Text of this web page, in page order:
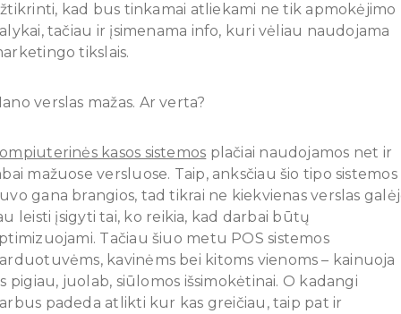
kad bus tinkamai atliekami ne tik apmokėjimo
tačiau ir įsimenama info, kuri vėliau naudojama
tikslais.
verslas mažas. Ar verta?
kasos sistemos plačiai naudojamos net ir
mažuose versluose. Taip, anksčiau šio tipo sistemos
gana brangios, tad tikrai ne kiekvienas verslas
leisti įsigyti tai, ko reikia, kad darbai būtų
Tačiau šiuo metu POS sistemos
kavinėms bei kitoms vienoms – kainuoja
pigiau, juolab, siūlomos išsimokėtinai. O kadangi
padeda atlikti kur kas greičiau, taip pat ir